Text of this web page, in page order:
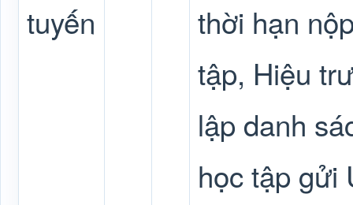
tuyến
thời hạn
tập, Hiệu
lập danh
học tập gửi